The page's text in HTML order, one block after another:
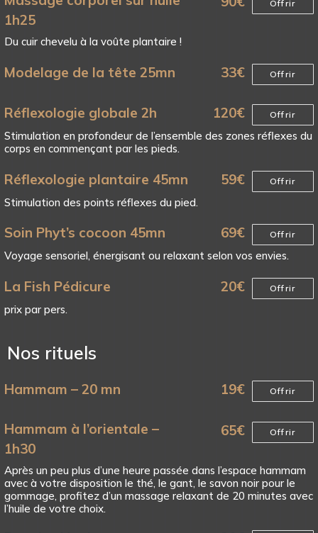
1h25
Offrir
Du cuir chevelu à la voûte plantaire !
Modelage de la tête 25mn 33€ Offrir
Réflexologie globale 2h 120€ Offrir
Stimulation en profondeur de l’ensemble des zones réflexes du
corps en commençant par les pieds.
Réflexologie plantaire 45mn 59€ Offrir
Stimulation des points réflexes du pied.
Soin Phyt’s cocoon 45mn 69€ Offrir
Voyage sensoriel, énergisant ou relaxant selon vos envies.
La Fish Pédicure 20€ Offrir
prix par pers.
Nos rituels
Hammam – 20 mn 19€ Offrir
Hammam à l’orientale –
1h30
65€ Offrir
Après un peu plus d’une heure passée dans l’espace hammam
avec à votre disposition le thé, le gant, le savon noir pour le
gommage, profitez d’un massage relaxant de 20 minutes avec
l’huile de votre choix.